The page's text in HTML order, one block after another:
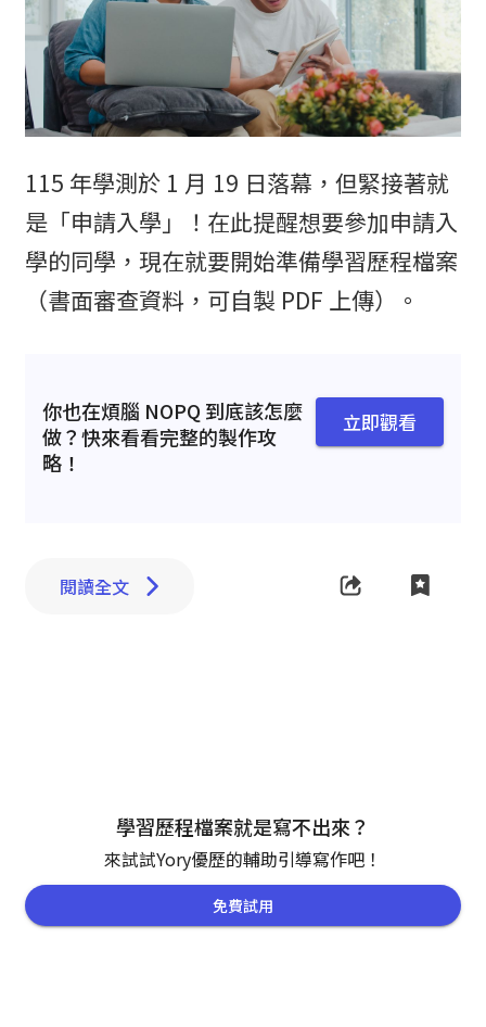
115 年學測於 1 月 19 日落幕，但緊接著就
是「申請入學」！在此提醒想要參加申請入
學的同學，現在就要開始準備學習歷程檔案
（書面審查資料，可自製 PDF 上傳）。
你也在煩腦 NOPQ 到底該怎麼
做？快來看看完整的製作攻
略！
立即觀看
閱讀全文
學習歷程檔案就是寫不出來？
來試試Yory優歷的輔助引導寫作吧！
免費試用